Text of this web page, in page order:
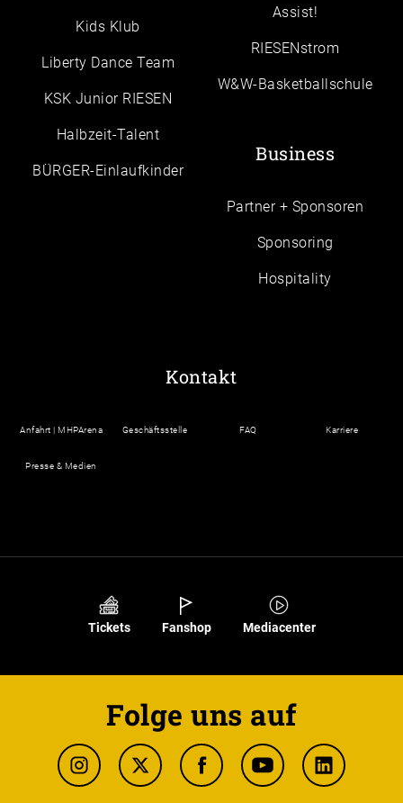
Kids Klub
Liberty Dance Team
KSK Junior RIESEN
Halbzeit-Talent
BÜRGER-Einlaufkinder
Assist!
RIESENstrom
W&W-Basketballschule
Business
Partner + Sponsoren
Sponsoring
Hospitality
Kontakt
Anfahrt | MHPArena Geschäftsstelle FAQ Karriere
Presse & Medien
Tickets Fanshop Mediacenter
Folge uns auf